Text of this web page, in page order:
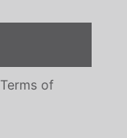
Terms of